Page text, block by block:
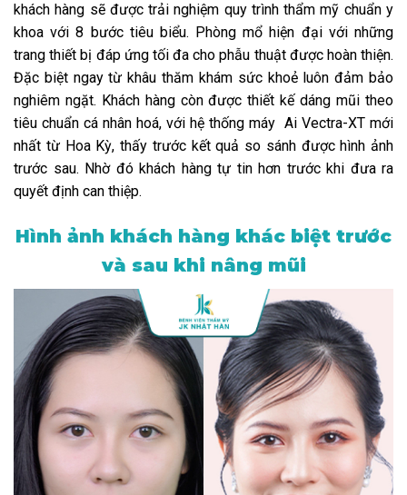
khách hàng sẽ được trải nghiệm quy trình thẩm mỹ chuẩn y
khoa với 8 bước tiêu biểu. Phòng mổ hiện đại với những
trang thiết bị đáp ứng tối đa cho phẫu thuật được hoàn thiện.
Đặc biệt ngay từ khâu thăm khám sức khoẻ luôn đảm bảo
nghiêm ngặt. Khách hàng còn được thiết kế dáng mũi theo
tiêu chuẩn cá nhân hoá, với hệ thống máy Ai Vectra-XT mới
nhất từ Hoa Kỳ, thấy trước kết quả so sánh được hình ảnh
trước sau. Nhờ đó khách hàng tự tin hơn trước khi đưa ra
quyết định can thiệp.
Hình ảnh khách hàng khác biệt trước
và sau khi nâng mũi